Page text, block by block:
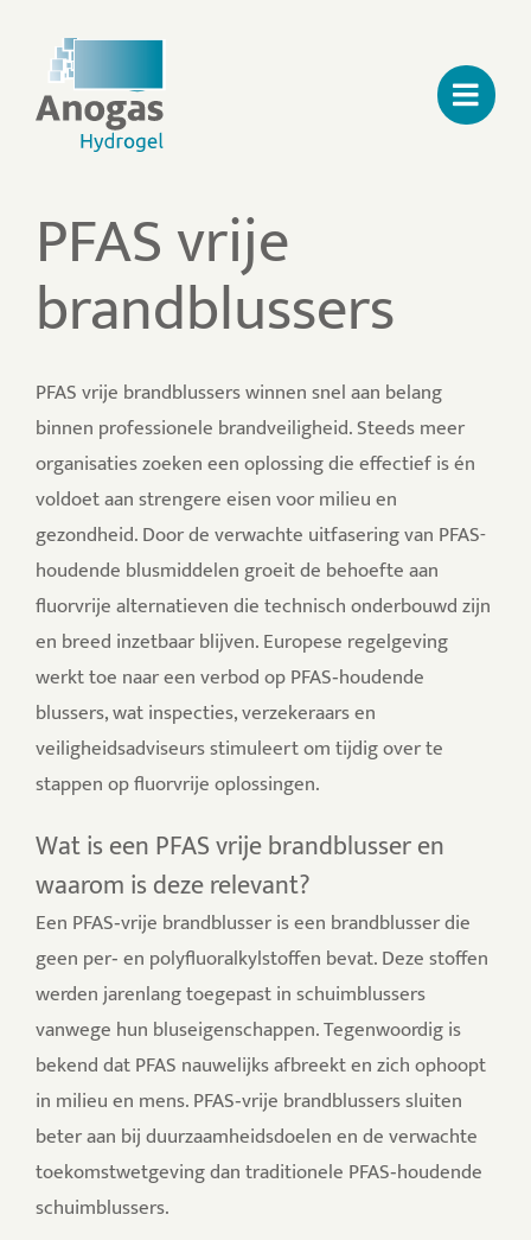
inhoud
PFAS vrije
brandblussers
PFAS vrije brandblussers winnen snel aan belang
binnen professionele brandveiligheid. Steeds meer
organisaties zoeken een oplossing die effectief is én
voldoet aan strengere eisen voor milieu en
gezondheid. Door de verwachte uitfasering van PFAS-
houdende blusmiddelen groeit de behoefte aan
fluorvrije alternatieven die technisch onderbouwd zijn
en breed inzetbaar blijven.Europese regelgeving
werkt toe naar een verbod op PFAS‑houdende
blussers, wat inspecties, verzekeraars en
veiligheidsadviseurs stimuleert om tijdig over te
stappen op fluorvrije oplossingen.
Wat is een PFAS vrije brandblusser en
waarom is deze relevant?
Een PFAS‑vrije brandblusser is een brandblusser die
geen per‑ en polyfluoralkylstoffen bevat. Deze stoffen
werden jarenlang toegepast in schuimblussers
vanwege hun bluseigenschappen. Tegenwoordig is
bekend dat PFAS nauwelijks afbreekt en zich ophoopt
in milieu en mens.PFAS‑vrije brandblussers sluiten
beter aan bij duurzaamheidsdoelen en de verwachte
toekomstwetgeving dan traditionele PFAS‑houdende
schuimblussers.